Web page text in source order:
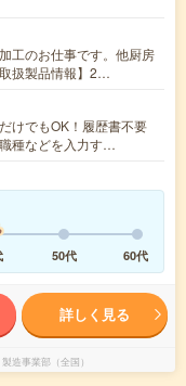
工のお仕事です。他厨房
扱製品情報】2…
けでもOK！履歴書不要
種などを入力す…
50代 60代
詳しく見る
造事業部（全国）